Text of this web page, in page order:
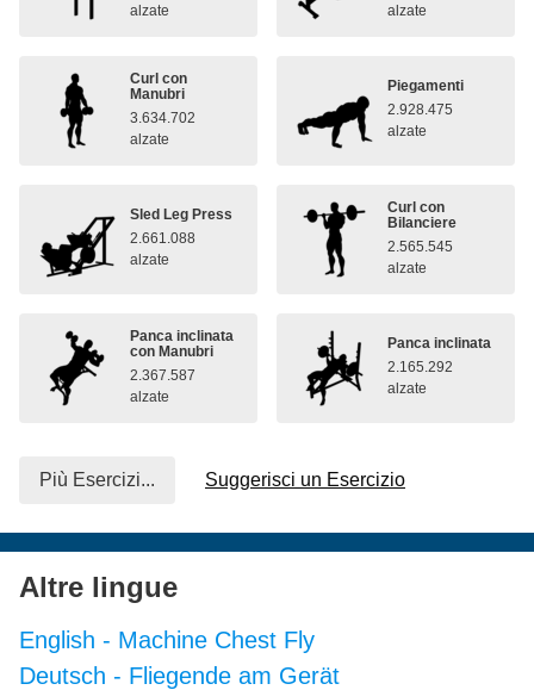
alzate
alzate
Curl con
Manubri
3.634.702
alzate
Piegamenti
2.928.475
alzate
Sled Leg Press
2.661.088
alzate
Curl con
Bilanciere
2.565.545
alzate
Panca inclinata
con Manubri
2.367.587
alzate
Panca inclinata
2.165.292
alzate
Più Esercizi... Suggerisci un Esercizio
Altre lingue
English - Machine Chest Fly
Deutsch - Fliegende am Gerät